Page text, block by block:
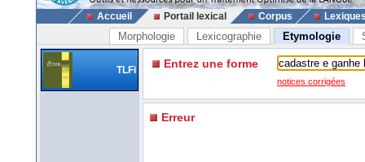
Accueil Portail lexical Corpus
Morphologie Lexicographie Etymologie
TLFi Entrez une forme
notices corrigées
Erreur